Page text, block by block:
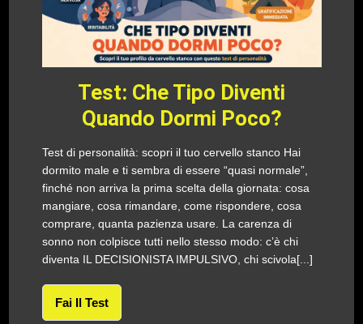
Test: Che Tipo Diventi
Quando Dormi Poco?
Test di personalità: scopri il tuo cervello stanco Hai
dormito male e ti sembra di essere “quasi normale”,
finché non arriva la prima scelta della giornata: cosa
mangiare, cosa rimandare, come rispondere, cosa
comprare, quanta pazienza usare. La carenza di
sonno non colpisce tutti nello stesso modo: c’è chi
diventa IL DECISIONISTA IMPULSIVO, chi scivola[...]
Fai Il Test